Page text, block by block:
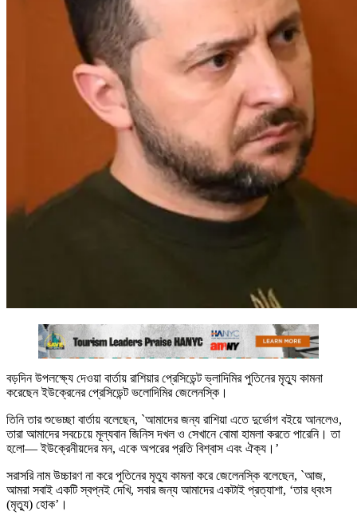
বড়দিন উপলক্ষ্যে দেওয়া বার্তায় রাশিয়ার প্রেসিডেন্ট ভ্লাদিমির পুতিনের মৃত্যু কামনা
করেছেন ইউক্রেনের প্রেসিডেন্ট ভলোদিমির জেলেনস্কি।
তিনি তার শুভেচ্ছা বার্তায় বলেছেন, `আমাদের জন্য রাশিয়া এতে দুর্ভোগ বইয়ে আনলেও,
তারা আমাদের সবচেয়ে মূল্যবান জিনিস দখল ও সেখানে বোমা হামলা করতে পারেনি। তা
হলো— ইউক্রেনীয়দের মন, একে অপরের প্রতি বিশ্বাস এবং ঐক্য।’
সরাসরি নাম উচ্চারণ না করে পুতিনের মৃত্যু কামনা করে জেলেনস্কি বলেছেন, `আজ,
আমরা সবাই একটি স্বপ্নই দেখি, সবার জন্য আমাদের একটাই প্রত্যাশা, ‘তার ধ্বংস
(মৃত্যু) হোক’।